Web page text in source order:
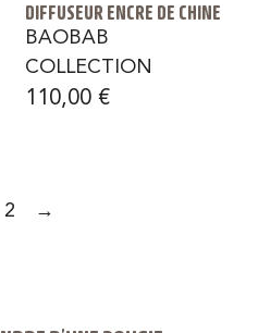
DIFFUSEUR ENCRE DE CHINE
BAOBAB
COLLECTION
110,00 €
2 →